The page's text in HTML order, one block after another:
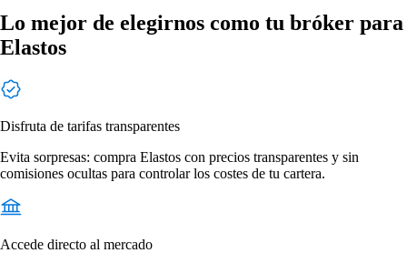
Lo mejor de elegirnos como tu bróker para
Elastos
Disfruta de tarifas transparentes
Evita sorpresas: compra Elastos con precios transparentes y sin
comisiones ocultas para controlar los costes de tu cartera.
Accede directo al mercado